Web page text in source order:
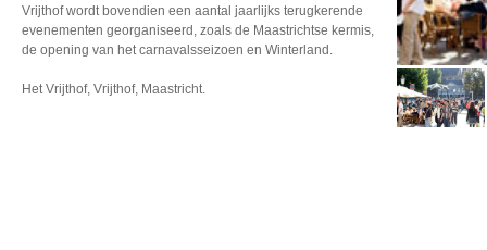
Vrijthof wordt bovendien een aantal jaarlijks terugkerende
evenementen georganiseerd, zoals de Maastrichtse kermis,
de opening van het carnavalsseizoen en Winterland.
Het Vrijthof, Vrijthof, Maastricht.